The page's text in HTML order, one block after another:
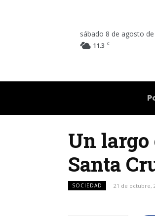
sábado 8 de agosto
11.3 C
Un largo
Santa
SOCIEDAD 21 de octubre,